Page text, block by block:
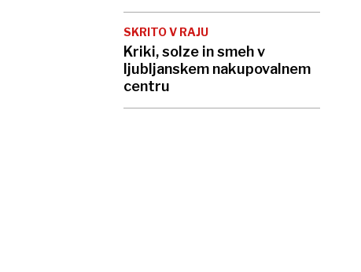
SKRITO V RAJU
Kriki, solze in smeh v
ljubljanskem nakupovalnem
centru